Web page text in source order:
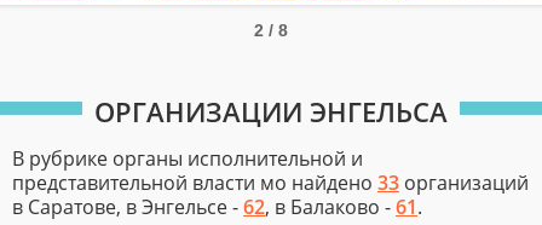
3 / 8
ОРГАНИЗАЦИИ ЭНГЕЛЬСА
В рубрике органы исполнительной и
представительной власти мо найдено 33 организаций
в Саратове, в Энгельсе -62, в Балаково -61.